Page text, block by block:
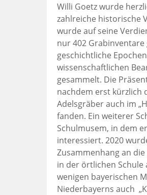
Willi Goetz wurde
zahlreiche historische
wurde auf seine
nur 402
geschichtliche
wissenschaftlichen
gesammelt. Die
nachdem erst kürzlich
Adelsgräber auch im
fanden. Ein weiterer
Schulmusem, in dem
interessiert. 2020
Zusammenhang an
in der örtlichen
wenigen bayerischen
Niederbayerns auch